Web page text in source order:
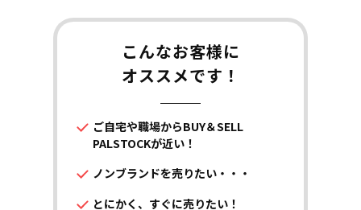
こんなお客様に
オススメです！
ご自宅や職場からBUY＆SELL
PALSTOCKが近い！
ノンブランドを売りたい・・・
とにかく、すぐに売りたい！